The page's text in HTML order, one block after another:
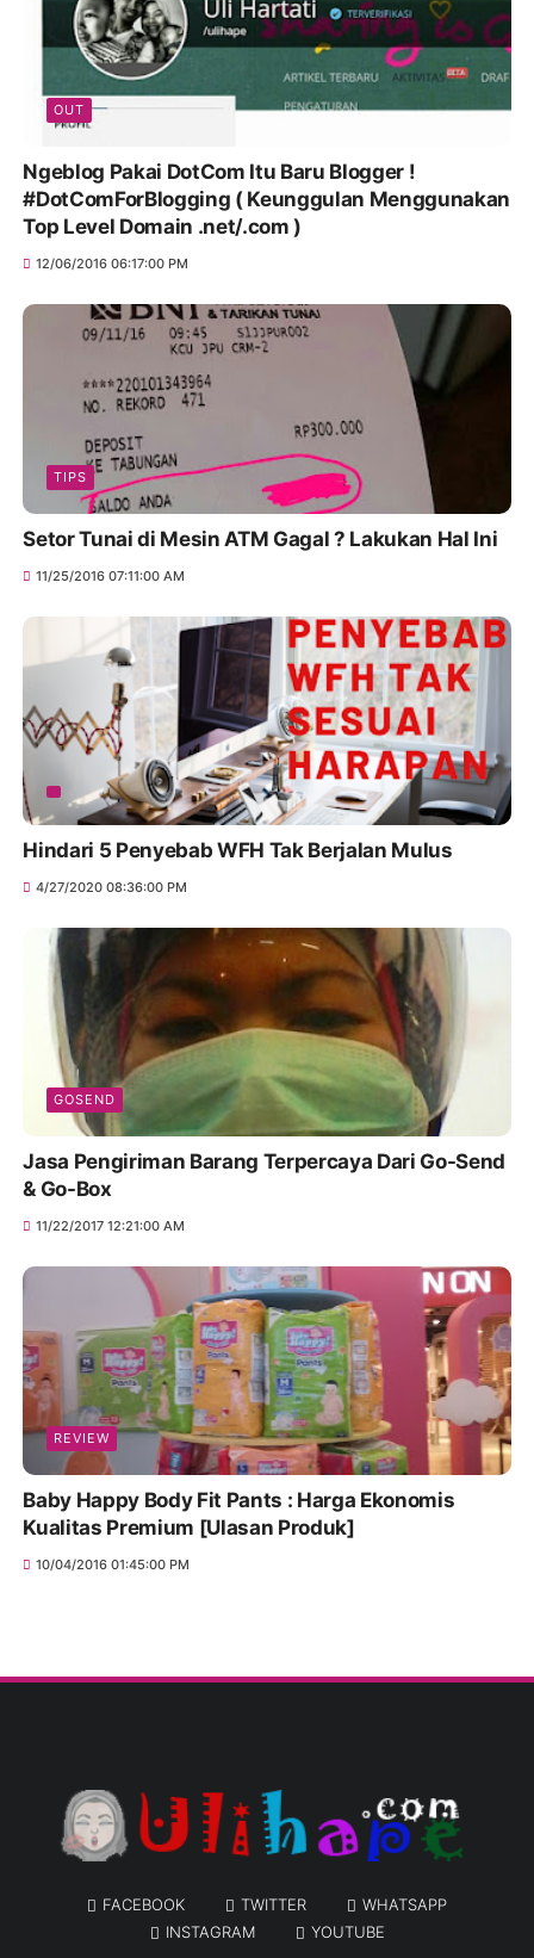
OUT
Ngeblog Pakai DotCom Itu Baru Blogger !
#DotComForBlogging ( Keunggulan Menggunakan
Top Level Domain .net/.com )
12/06/2016 06:17:00 PM
TIPS
Setor Tunai di Mesin ATM Gagal ? Lakukan Hal Ini
11/25/2016 07:11:00 AM
Hindari 5 Penyebab WFH Tak Berjalan Mulus
4/27/2020 08:36:00 PM
GOSEND
Jasa Pengiriman Barang Terpercaya Dari Go-Send
& Go-Box
11/22/2017 12:21:00 AM
REVIEW
Baby Happy Body Fit Pants : Harga Ekonomis
Kualitas Premium [Ulasan Produk]
10/04/2016 01:45:00 PM
FACEBOOK TWITTER
WHATSAPP
INSTAGRAM
YOUTUBE